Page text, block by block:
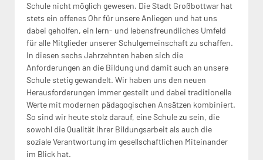
Schule nicht möglich gewesen. Die Stadt Großbottwar hat
stets ein offenes Ohr für unsere Anliegen und hat uns
dabei geholfen, ein lern- und lebensfreundliches Umfeld
für alle Mitglieder unserer Schulgemeinschaft zu schaffen.
In diesen sechs Jahrzehnten haben sich die
Anforderungen an die Bildung und damit auch an unsere
Schule stetig gewandelt. Wir haben uns den neuen
Herausforderungen immer gestellt und dabei traditionelle
Werte mit modernen pädagogischen Ansätzen kombiniert.
So sind wir heute stolz darauf, eine Schule zu sein, die
sowohl die Qualität ihrer Bildungsarbeit als auch die
soziale Verantwortung im gesellschaftlichen Miteinander
im Blick hat.